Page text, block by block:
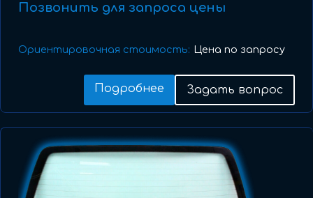
Позвонить для запроса цены
Ориентировочная стоимость: Цена по запросу
Подробнее Задать вопрос